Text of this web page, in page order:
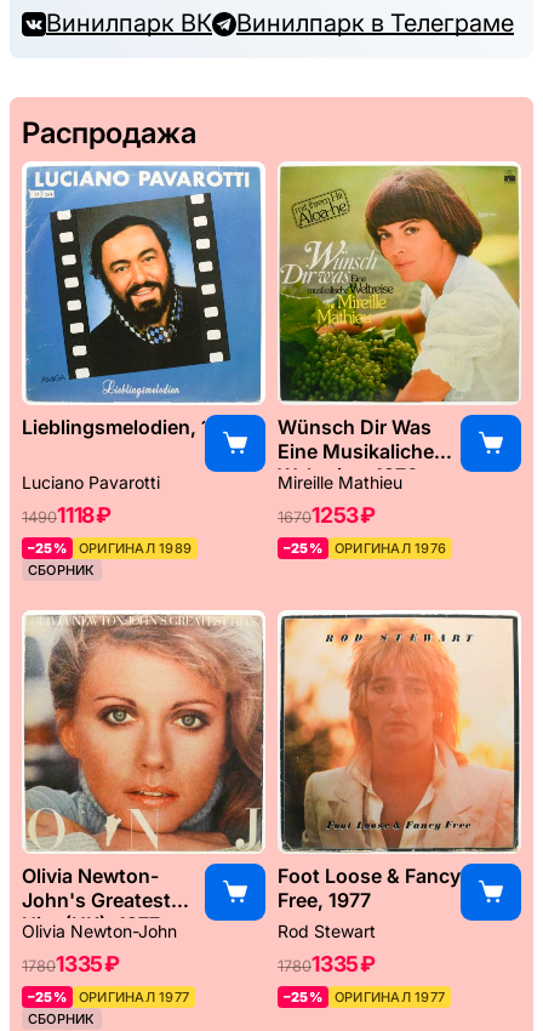
Винилпарк ВК Винилпарк в Телеграме
Распродажа
Lieblingsmelodien, 1989
Luciano Pavarotti
14901118 ₽
–25%
ОРИГИНАЛ 1989
СБОРНИК
Wünsch Dir Was
Eine Musikaliche
Weltreise, 1976
Mireille Mathieu
16701253 ₽
–25% ОРИГИНАЛ 1976
Olivia Newton-
John's Greatest
Hits (UK), 1977
Olivia Newton-John
17801335 ₽
–25%
ОРИГИНАЛ 1977
СБОРНИК
Foot Loose & Fancy
Free, 1977
Rod Stewart
17801335 ₽
–25% ОРИГИНАЛ 1977